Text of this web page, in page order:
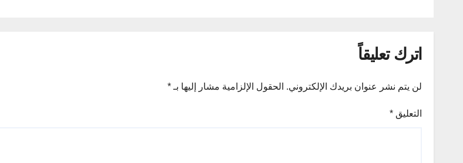
اترك تعليقاً
لن يتم نشر عنوان بريدك الإلكتروني. الحقول الإلزامية مشار إليها بـ *
التعليق *